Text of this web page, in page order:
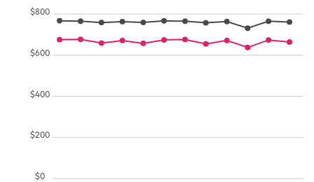
$0
$200
$400
$600
$800